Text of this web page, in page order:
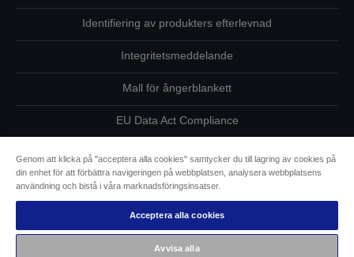
Identifiering av produkters efterlevnad
Integritetsmeddelande
Mall för ångerblankett
EU Data Act Compliance
Kontakta oss angående dina uppgifter
Information om cookies
Epsons åtagande avseende tillgänglighet
Genom att klicka på "acceptera alla cookies" samtycker du till lagring av cookies på
din enhet för att förbättra navigeringen på webbplatsen, analysera webbplatsens
användning och bistå i våra marknadsföringsinsatser.
Acceptera alla cookies
Avvisa alla